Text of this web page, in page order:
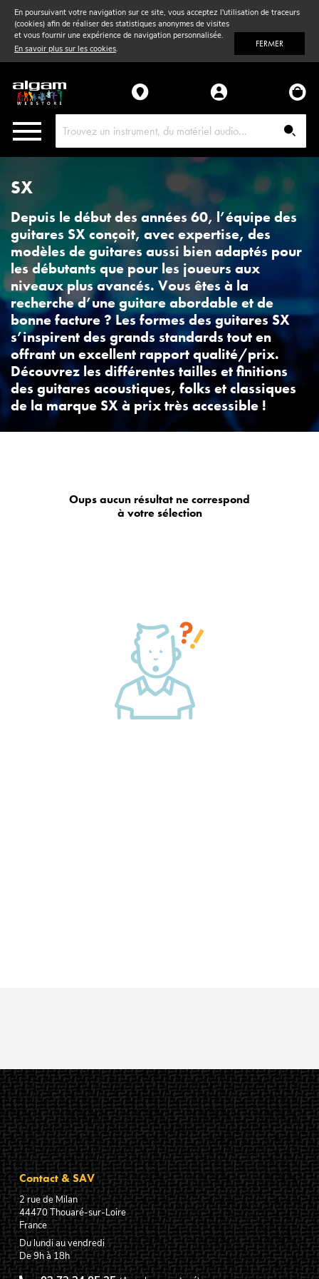
En poursuivant votre navigation sur ce site, vous acceptez l'utilisation de traceurs
(cookies) afin de réaliser des statistiques anonymes de visites
et vous fournir une expérience de navigation personnalisée.
En savoir plus sur les cookies. FERMER
Vent& Violon
Accessoires
Pièces détachées
SX
Depuis le début des années 60, l’équipe des
guitares SX conçoit, avec expertise, des
modèles de guitares aussi bien adaptés pour
les débutants que pour les joueurs aux
niveaux plus avancés. Vous êtes à la
recherche d’une guitare abordable et de
bonne facture ? Les formes des guitares SX
s’inspirent des grands standards tout en
offrant un excellent rapport qualité/prix.
Découvrez les différentes tailles et finitions
des guitares acoustiques, folks et classiques
de la marque SX à prix très accessible !
Oups aucun résultat ne correspond
à votre sélection
Contact & SAV
2 rue de Milan
44470Thouaré-sur-Loire
France
Du lundi au vendredi
De 9h à 18h